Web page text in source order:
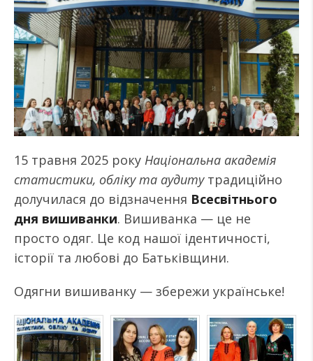
15 травня 2025 року Національна академія
статистики, обліку та аудитутрадиційно
долучилася до відзначення Всесвітнього
дня вишиванки. Вишиванка — це не
просто одяг. Це код нашої ідентичності,
історії та любові до Батьківщини.
Одягни вишиванку — збережи українське!